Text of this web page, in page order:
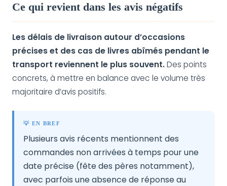
Ce qui revient dans les avis négatifs
Les délais de livraison autour d’occasions
précises et des cas de livres abîmés pendant le
transport reviennent le plus souvent.Des points
concrets, à mettre en balance avec le volume très
majoritaire d’avis positifs.
💡 EN BREF
Plusieurs avis récents mentionnent des
commandes non arrivées à temps pour une
date précise (fête des pères notamment),
avec parfois une absence de réponse au